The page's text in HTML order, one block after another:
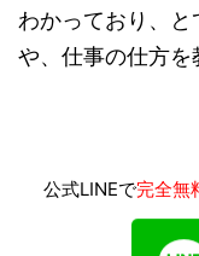
わかっており、と
や、仕事の仕方を
公式LINEで完全無